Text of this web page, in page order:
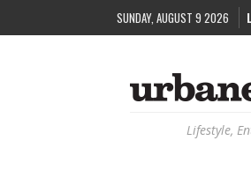
SUNDAY, AUGUST 9 2026
Lifestyle,